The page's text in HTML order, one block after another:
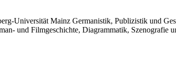
Universität Mainz Germanistik, Publizistik und
und Filmgeschichte, Diagrammatik, Szenografie